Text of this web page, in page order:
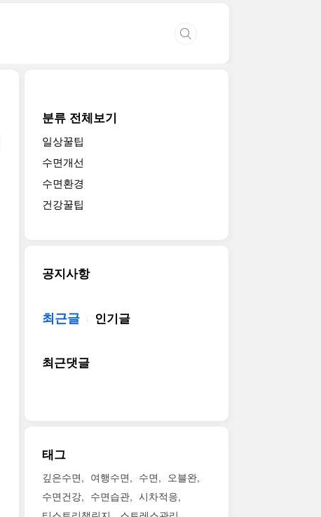
분류 전체보기
일상꿀팁
수면개선
수면환경
건강꿀팁
공지사항
최근글 인기글
최근댓글
태그
깊은수면 여행수면 수면
오블완
수면건강
수면습관
시차적응